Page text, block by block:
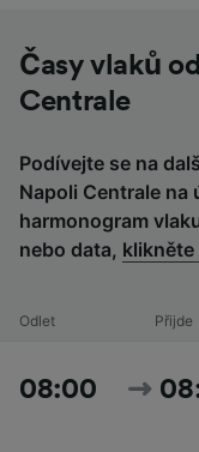
Časy vlaků
Centrale
Podívejte se na
Napoli Centrale na
harmonogram
nebo data, klikněte
Odlet Přijde
08:00